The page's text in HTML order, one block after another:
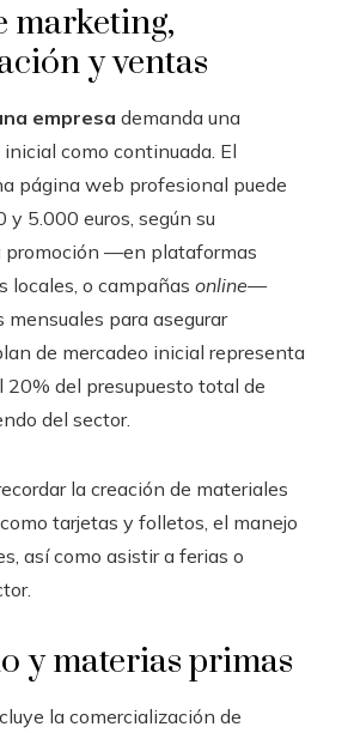
marketing,
y ventas
empresa demanda una
como continuada. El
página web profesional puede
y 5.000 euros, según su
promoción —en plataformas
locales, o campañas online—
mensuales para asegurar
de mercadeo inicial representa
20% del presupuesto total de
del sector.
la creación de materiales
tarjetas y folletos, el manejo
así como asistir a ferias o
y materias primas
la comercialización de